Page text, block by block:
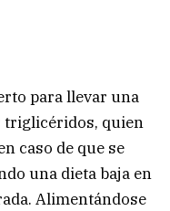
para llevar una
triglicéridos, quien
caso de que se
una dieta baja en
Alimentándose